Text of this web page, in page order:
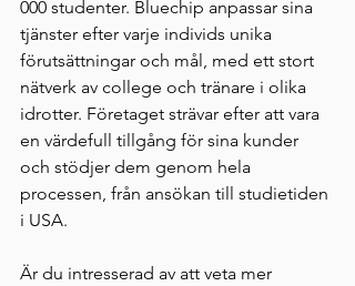
000 studenter. Bluechip anpassar sina
tjänster efter varje individs unika
förutsättningar och mål, med ett stort
nätverk av college och tränare i olika
idrotter. Företaget strävar efter att vara
en värdefull tillgång för sina kunder
och stödjer dem genom hela
processen, från ansökan till studietiden
i USA.
Är du intresserad av att veta mer